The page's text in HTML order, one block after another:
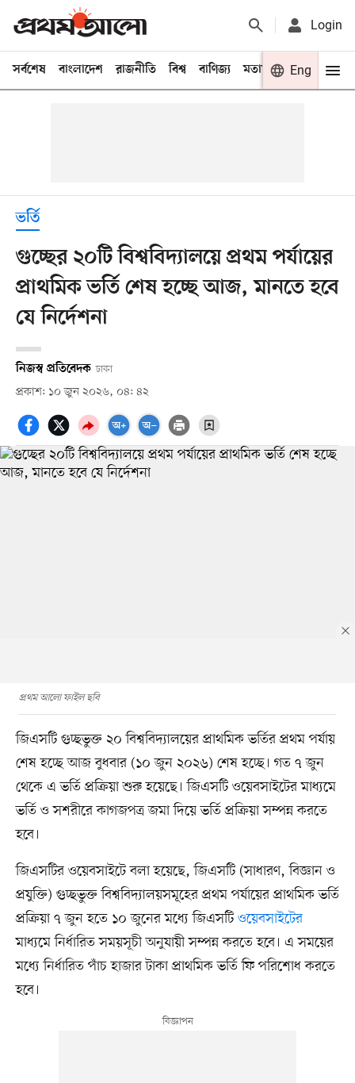
Login
সর্বশেষ বাংলাদেশ রাজনীতি বিশ্ব বাণিজ্য মতামত খেলা
Eng
ভর্তি
গুচ্ছের ২০টি বিশ্ববিদ্যালয়ে প্রথম পর্যায়ের
প্রাথমিক ভর্তি শেষ হচ্ছে আজ, মানতে হবে
যে নির্দেশনা
নিজস্ব প্রতিবেদক ঢাকা
প্রকাশ: ১০ জুন ২০২৬, ০৪: ৪২
প্রথম আলো ফাইল ছবি
জিএসটি গুচ্ছভুক্ত ২০ বিশ্ববিদ্যালয়ের প্রাথমিক ভর্তির প্রথম পর্যায়
শেষ হচ্ছে আজ বুধবার (১০ জুন ২০২৬) শেষ হচ্ছে। গত ৭ জুন
থেকে এ ভর্তি প্রক্রিয়া শুরু হয়েছে। জিএসটি ওয়েবসাইটের মাধ্যমে
ভর্তি ও সশরীরে কাগজপত্র জমা দিয়ে ভর্তি প্রক্রিয়া সম্পন্ন করতে
হবে।
জিএসটির ওয়েবসাইটে বলা হয়েছে, জিএসটি (সাধারণ, বিজ্ঞান ও
প্রযুক্তি) গুচ্ছভুক্ত বিশ্ববিদ্যালয়সমূহের প্রথম পর্যায়ের প্রাথমিক ভর্তি
প্রক্রিয়া ৭ জুন হতে ১০ জুনের মধ্যে জিএসটি ওয়েবসাইটের
মাধ্যমে নির্ধারিত সময়সূচী অনুযায়ী সম্পন্ন করতে হবে। এ সময়ের
মধ্যে নির্ধারিত পাঁচ হাজার টাকা প্রাথমিক ভর্তি ফি পরিশোধ করতে
হবে।